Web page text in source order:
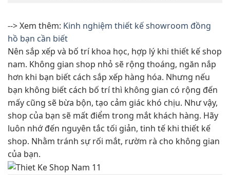
--> Xem thêm: Kinh nghiệm thiết kế showroom đồng
hồ bạn cần biết
Nên sắp xếp và bố trí khoa học, hợp lý khi thiết kế shop
nam. Không gian shop nhỏ sẽ rộng thoáng, ngăn nắp
hơn khi bạn biết cách sắp xếp hàng hóa. Nhưng nếu
bạn không biết cách bố trí thì không gian có rộng đến
mấy cũng sẽ bừa bộn, tạo cảm giác khó chịu. Như vậy,
shop của bạn sẽ mất điểm trong mắt khách hàng. Hãy
luôn nhớ đến nguyên tắc tối giản, tinh tế khi thiết kế
shop. Nhằm tránh sự rối mắt, rườm rà cho không gian
của bạn.